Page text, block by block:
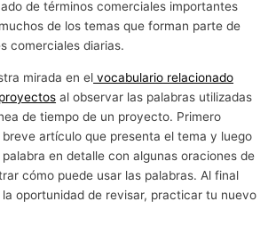
de términos comerciales importantes
de los temas que forman parte de
comerciales diarias.
mirada en el vocabulario relacionado
al observar las palabras utilizadas
de tiempo de un proyecto. Primero
artículo que presenta el tema y luego
en detalle con algunas oraciones de
cómo puede usar las palabras. Al final
oportunidad de revisar, practicar tu nuevo